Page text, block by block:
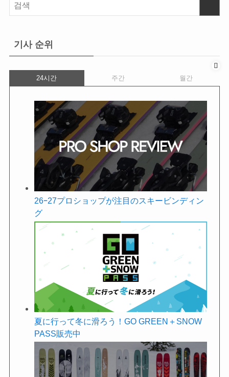
기사 순위
24시간 주간 월간
26ｰ27プロショップが注目のスキービンディン
グ
夏に行って冬に滑ろう！GO GREEN＋SNOW
PASS販売中